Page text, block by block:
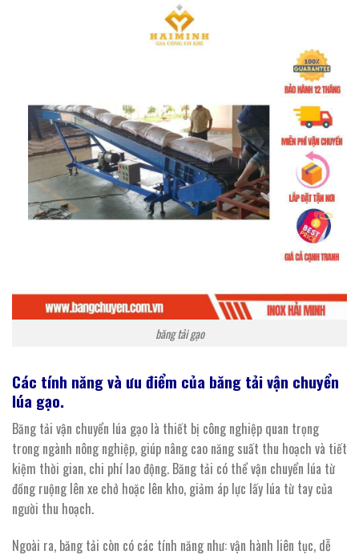
băng tải gạo
Các tính năng và ưu điểm của băng tải vận chuyển
lúa gạo.
Băng tải vận chuyển lúa gạo là thiết bị công nghiệp quan trọng
trong ngành nông nghiệp, giúp nâng cao năng suất thu hoạch và tiết
kiệm thời gian, chi phí lao động. Băng tải có thể vận chuyển lúa từ
đồng ruộng lên xe chở hoặc lên kho, giảm áp lực lấy lúa từ tay của
người thu hoạch.
Ngoài ra, băng tải còn có các tính năng như: vận hành liên tục, dễ